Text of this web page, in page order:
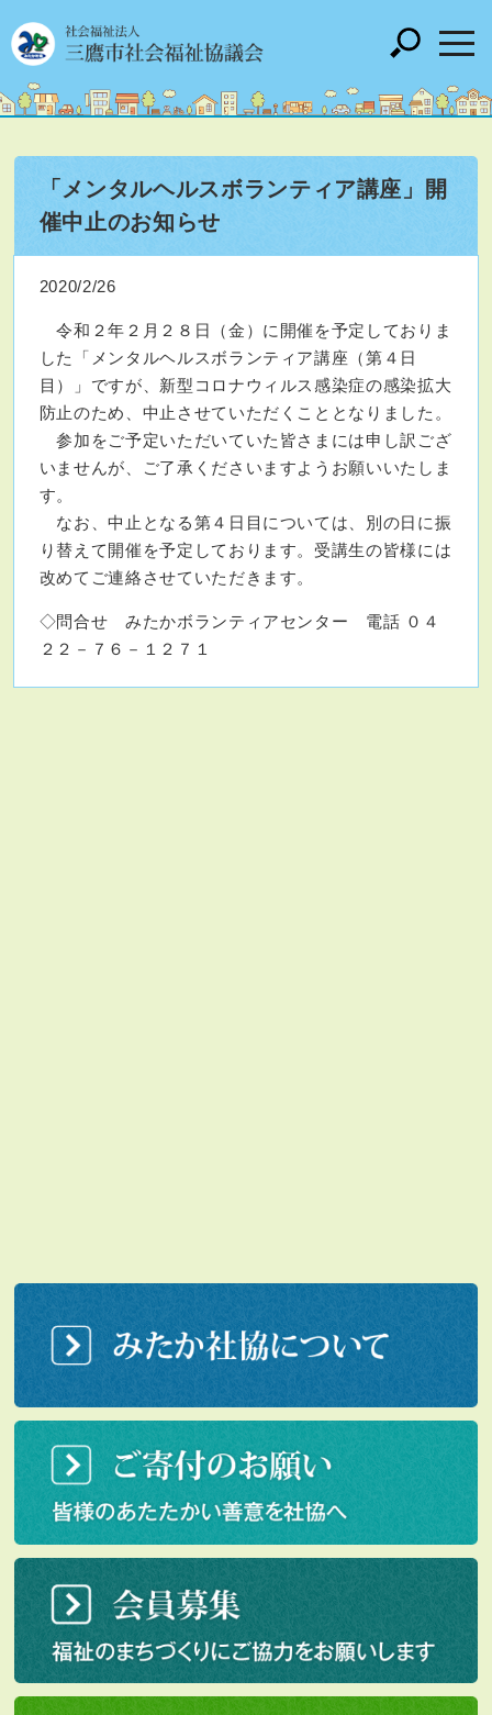
「メンタルヘルスボランティア講座」開
催中止のお知らせ
2020/2/26
令和２年２月２８日（金）に開催を予定しておりま
した「メンタルヘルスボランティア講座（第４日
目）」ですが、新型コロナウィルス感染症の感染拡大
防止のため、中止させていただくこととなりました。
参加をご予定いただいていた皆さまには申し訳ござ
いませんが、ご了承くださいますようお願いいたしま
す。
なお、中止となる第４日目については、別の日に振
り替えて開催を予定しております。受講生の皆様には
改めてご連絡させていただきます。
◇問合せ みたかボランティアセンター 電話 ０４
２２－７６－１２７１